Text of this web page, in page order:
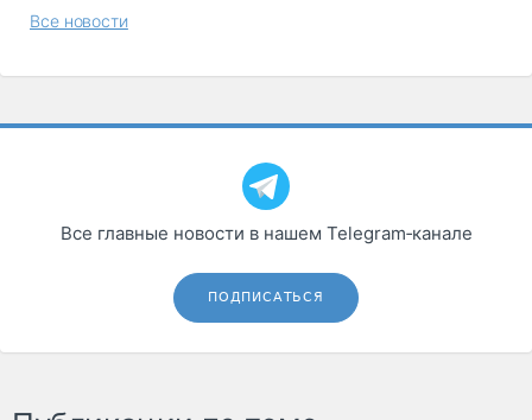
Все новости
Все главные новости в нашем Telegram‑канале
ПОДПИСАТЬСЯ